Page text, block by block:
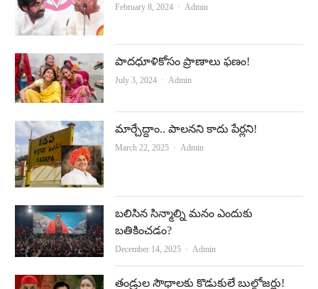
February 8, 2024 Author
Admin
పాదధూళికోసం ప్రాణాలు ఫణం!
July 3, 2024 Author
Admin
మార్చేద్దాం.. పాలనని కాదు పేర్లని!
March 22, 2025 Author
Admin
బలిసిన సిన్మాల్ని మనం ఎందుకు
బతికించడం?
December 14, 2025 Author
Admin
తండ్రుల సౌధాలకు కొడుకులే బుల్డోజర్లు!